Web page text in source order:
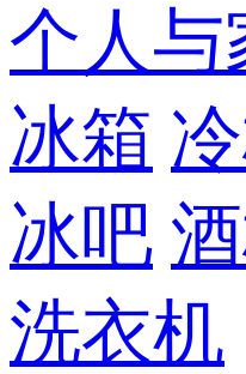
个人与
冰箱
冰吧
洗衣机